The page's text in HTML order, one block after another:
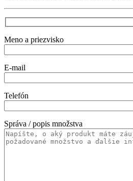
Meno a priezvisko
E-mail
Telefón
Správa / popis množstva